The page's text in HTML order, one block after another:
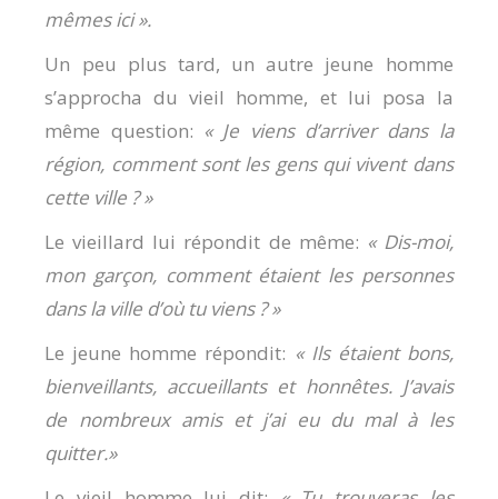
mêmes ici ».
Un peu plus tard, un autre jeune homme
s’approcha du vieil homme, et lui posa la
même question: « Je viens d’arriver dans la
région, comment sont les gens qui vivent dans
cette ville ? »
Le vieillard lui répondit de même: « Dis-moi,
mon garçon, comment étaient les personnes
dans la ville d’où tu viens ? »
Le jeune homme répondit: « Ils étaient bons,
bienveillants, accueillants et honnêtes. J’avais
de nombreux amis et j’ai eu du mal à les
quitter.»